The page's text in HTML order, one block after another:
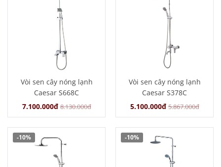
Vòi sen cây nóng lạnh
Caesar S668C
7.100.000đ 8.130.000đ
Vòi sen cây nóng lạnh
Caesar S378C
5.100.000đ 5.867.000đ
-10% -10%